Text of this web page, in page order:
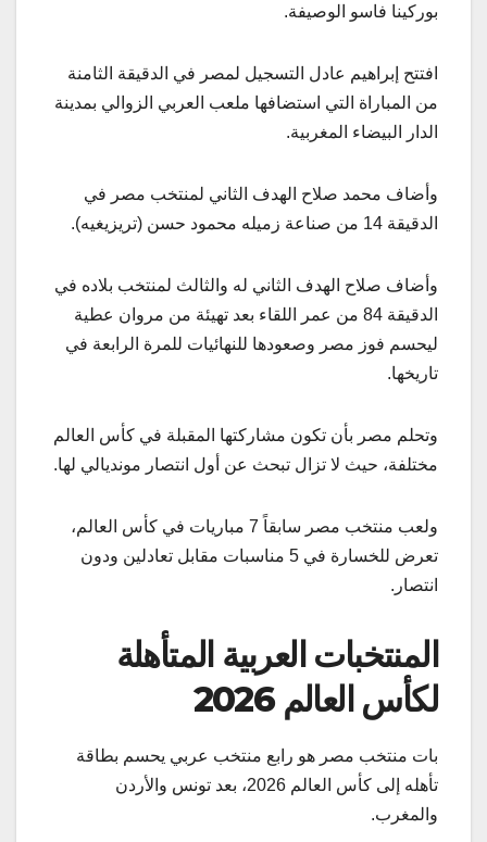
بوركينا فاسو الوصيفة.
افتتح إبراهيم عادل التسجيل لمصر في الدقيقة الثامنة
من المباراة التي استضافها ملعب العربي الزوالي بمدينة
الدار البيضاء المغربية.
وأضاف محمد صلاح الهدف الثاني لمنتخب مصر في
الدقيقة 14 من صناعة زميله محمود حسن (تريزيغيه).
وأضاف صلاح الهدف الثاني له والثالث لمنتخب بلاده في
الدقيقة 84 من عمر اللقاء بعد تهيئة من مروان عطية
ليحسم فوز مصر وصعودها للنهائيات للمرة الرابعة في
تاريخها.
وتحلم مصر بأن تكون مشاركتها المقبلة في كأس العالم
مختلفة، حيث لا تزال تبحث عن أول انتصار مونديالي لها.
ولعب منتخب مصر سابقاً 7 مباريات في كأس العالم،
تعرض للخسارة في 5 مناسبات مقابل تعادلين ودون
انتصار.
المنتخبات العربية المتأهلة
لكأس العالم 2026
بات منتخب مصر هو رابع منتخب عربي يحسم بطاقة
تأهله إلى كأس العالم 2026، بعد تونس والأردن
والمغرب.